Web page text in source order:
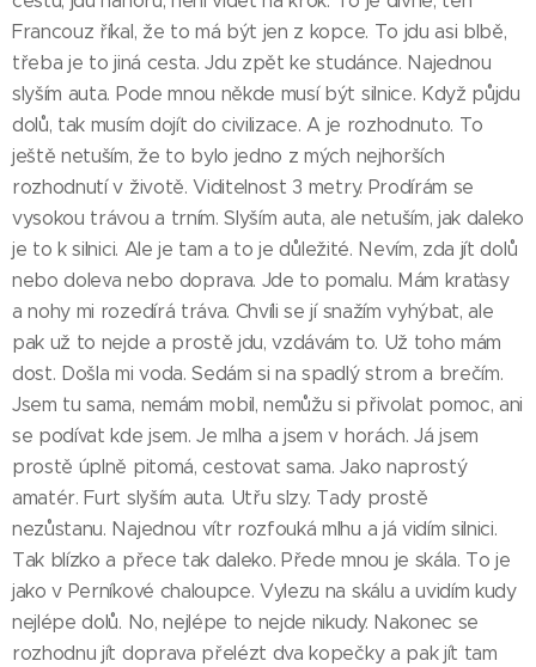
Francouz říkal, že to má být jen z kopce. To jdu asi blbě,
třeba je to jiná cesta. Jdu zpět ke studánce. Najednou
slyším auta. Pode mnou někde musí být silnice. Když půjdu
dolů, tak musím dojít do civilizace. A je rozhodnuto. To
ještě netuším, že to bylo jedno z mých nejhorších
rozhodnutí v životě. Viditelnost 3 metry. Prodírám se
vysokou trávou a trním. Slyším auta, ale netuším, jak daleko
je to k silnici. Ale je tam a to je důležité. Nevím, zda jít dolů
nebo doleva nebo doprava. Jde to pomalu. Mám kraťasy
a nohy mi rozedírá tráva. Chvíli se jí snažím vyhýbat, ale
pak už to nejde a prostě jdu, vzdávám to. Už toho mám
dost. Došla mi voda. Sedám si na spadlý strom a brečím.
Jsem tu sama, nemám mobil, nemůžu si přivolat pomoc, ani
se podívat kde jsem. Je mlha a jsem v horách. Já jsem
prostě úplně pitomá, cestovat sama. Jako naprostý
amatér. Furt slyším auta. Utřu slzy. Tady prostě
nezůstanu. Najednou vítr rozfouká mlhu a já vidím silnici.
Tak blízko a přece tak daleko. Přede mnou je skála. To je
jako v Perníkové chaloupce. Vylezu na skálu a uvidím kudy
nejlépe dolů. No, nejlépe to nejde nikudy. Nakonec se
rozhodnu jít doprava přelézt dva kopečky a pak jít tam